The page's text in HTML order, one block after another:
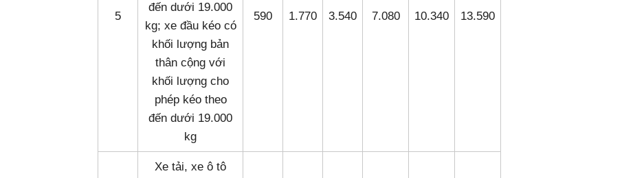
5
đến dưới 19.000
kg; xe đầu kéo có
khối lượng bản
thân cộng với
khối lượng cho
phép kéo theo
đến dưới 19.000
kg
590 1.770 3.540 7.080 10.340 13.590
Xe tải, xe ô tô